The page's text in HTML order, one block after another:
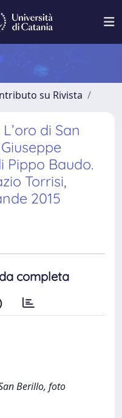
su Rivista
di San
Pippo Baudo.
Torrisi,
2015
completa
Berillo, foto